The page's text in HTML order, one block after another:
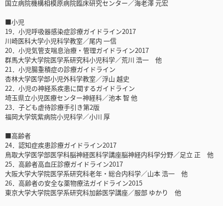
国立病院機構相模原病院臨床研究センター／海老澤 元宏
■小児
19．小児呼吸器感染症診療ガイドライン2017
川崎医科大学小児科学教室／尾内 一信
20．小児気管支喘息治療・管理ガイドライン2017
群馬大学大学院医学系研究科小児科学／荒川 浩一 他
21．小児腸重積症の診療ガイドライン
杏林大学医学部小児外科学教室／浮山 越史
22．小児の神経系疾患に関するガイドライン
埼玉県立小児医療センター神経科／池本 智 他
23．子ども虐待診療手引き第2版
福岡大学筑紫病院小児科学／小川 厚
■高齢者
24．認知症疾患診療ガイドライン2017
鳥取大学医学部医学科脳神経医科学講座脳神経内科学分野／足立 正 他
25．高齢者高血圧診療ガイドライン2017
大阪大学大学院医学系研究科老年・総合内科学／山本 浩一 他
26．高齢者の安全な薬物療法ガイドライン2015
東京大学大学院医学系研究科加齢医学講座／服部 ゆかり 他